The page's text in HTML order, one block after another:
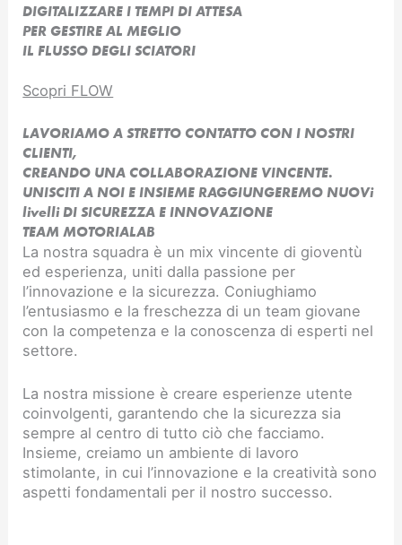
DIGITALIZZARE I TEMPI DI ATTESA
PER GESTIRE AL MEGLIO
IL FLUSSO DEGLI SCIATORI
Scopri FLOW
LAVORIAMO A STRETTO CONTATTO CON I NOSTRI
CLIENTI,
CREANDO UNA COLLABORAZIONE VINCENTE.
UNISCITI A NOI E INSIEME RAGGIUNGEREMO NUOVi
livelli DI SICUREZZA E INNOVAZIONE​
TEAM MOTORIALAB
La nostra squadra è un mix vincente di gioventù
ed esperienza, uniti dalla passione per
l’innovazione e la sicurezza. Coniughiamo
l’entusiasmo e la freschezza di un team giovane
con la competenza e la conoscenza di esperti nel
settore.
La nostra missione è creare esperienze utente
coinvolgenti, garantendo che la sicurezza sia
sempre al centro di tutto ciò che facciamo.
Insieme, creiamo un ambiente di lavoro
stimolante, in cui l’innovazione e la creatività sono
aspetti fondamentali per il nostro successo.